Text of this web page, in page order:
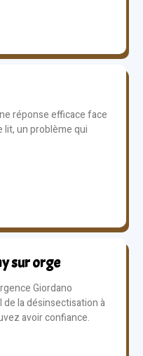
réponse efficace face
lit, un problème qui
sur orge
Giordano
la désinsectisation à
avoir confiance.